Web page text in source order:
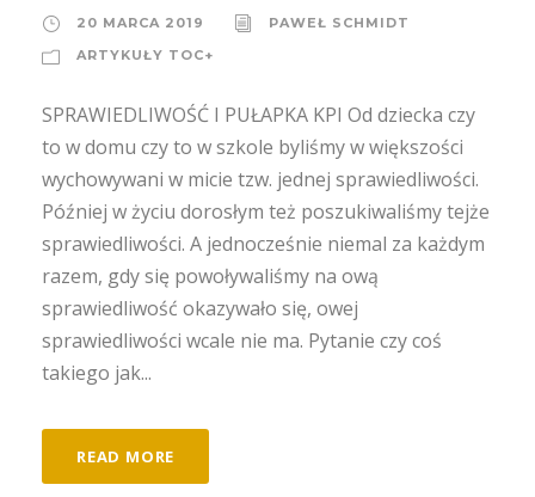
20 MARCA 2019
PAWEŁ SCHMIDT
ARTYKUŁY TOC+
SPRAWIEDLIWOŚĆ I PUŁAPKA KPI Od dziecka czy
to w domu czy to w szkole byliśmy w większości
wychowywani w micie tzw. jednej sprawiedliwości.
Później w życiu dorosłym też poszukiwaliśmy tejże
sprawiedliwości. A jednocześnie niemal za każdym
razem, gdy się powoływaliśmy na ową
sprawiedliwość okazywało się, owej
sprawiedliwości wcale nie ma. Pytanie czy coś
takiego jak...
READ MORE